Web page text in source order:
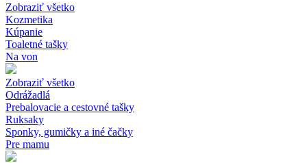
Zobraziť všetko
Kozmetika
Kúpanie
Toaletné tašky
Na von
Zobraziť všetko
Odrážadlá
Prebalovacie a cestovné tašky
Ruksaky
Sponky, gumičky a iné čačky
Pre mamu